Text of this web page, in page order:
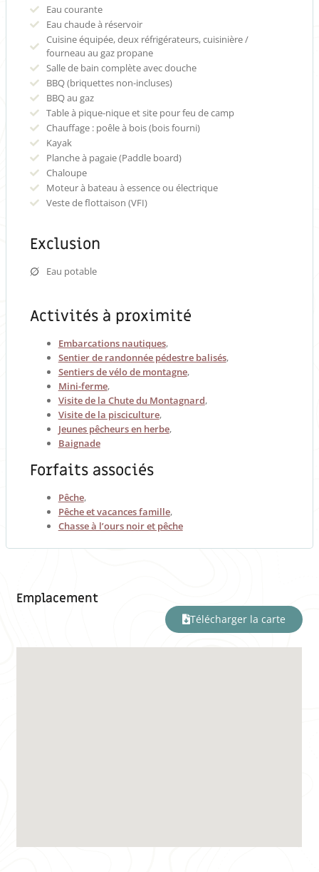
Eau courante
Eau chaude à réservoir
Cuisine équipée, deux réfrigérateurs, cuisinière /
fourneau au gaz propane
Salle de bain complète avec douche
BBQ (briquettes non-incluses)
BBQ au gaz
Table à pique-nique et site pour feu de camp
Chauffage : poêle à bois (bois fourni)
Kayak
Planche à pagaie (Paddle board)
Chaloupe
Moteur à bateau à essence ou électrique
Veste de flottaison (VFI)
Exclusion
Eau potable
Activités à proximité
Embarcations nautiques,
Sentier de randonnée pédestre balisés,
Sentiers de vélo de montagne,
Mini-ferme,
Visite de la Chute du Montagnard,
Visite de la pisciculture,
Jeunes pêcheurs en herbe,
Baignade
Forfaits associés
Pêche,
Pêche et vacances famille,
Chasse à l’ours noir et pêche
Emplacement
Télécharger la carte